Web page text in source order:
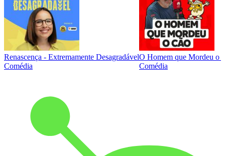
Renascença - Extremamente Desagradável
Comédia
O Homem que Mordeu o
Comédia